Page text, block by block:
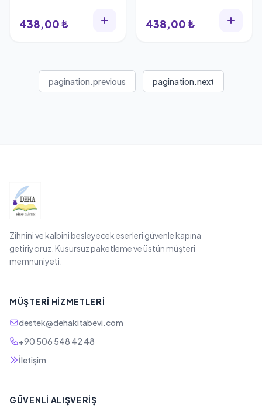
438,00 ₺ 438,00 ₺
pagination.previous pagination.next
Zihnini ve kalbini besleyecek eserleri güvenle kapına
getiriyoruz. Kusursuz paketleme ve üstün müşteri
memnuniyeti.
MÜŞTERI HIZMETLERI
destek@dehakitabevi.com
+90 506 548 42 48
İletişim
GÜVENLI ALIŞVERIŞ